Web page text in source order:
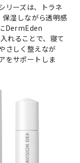
リーズは、トラネ
保湿しながら透明感
DermEden
れることで、寝て
さしく整えなが
をサポートしま